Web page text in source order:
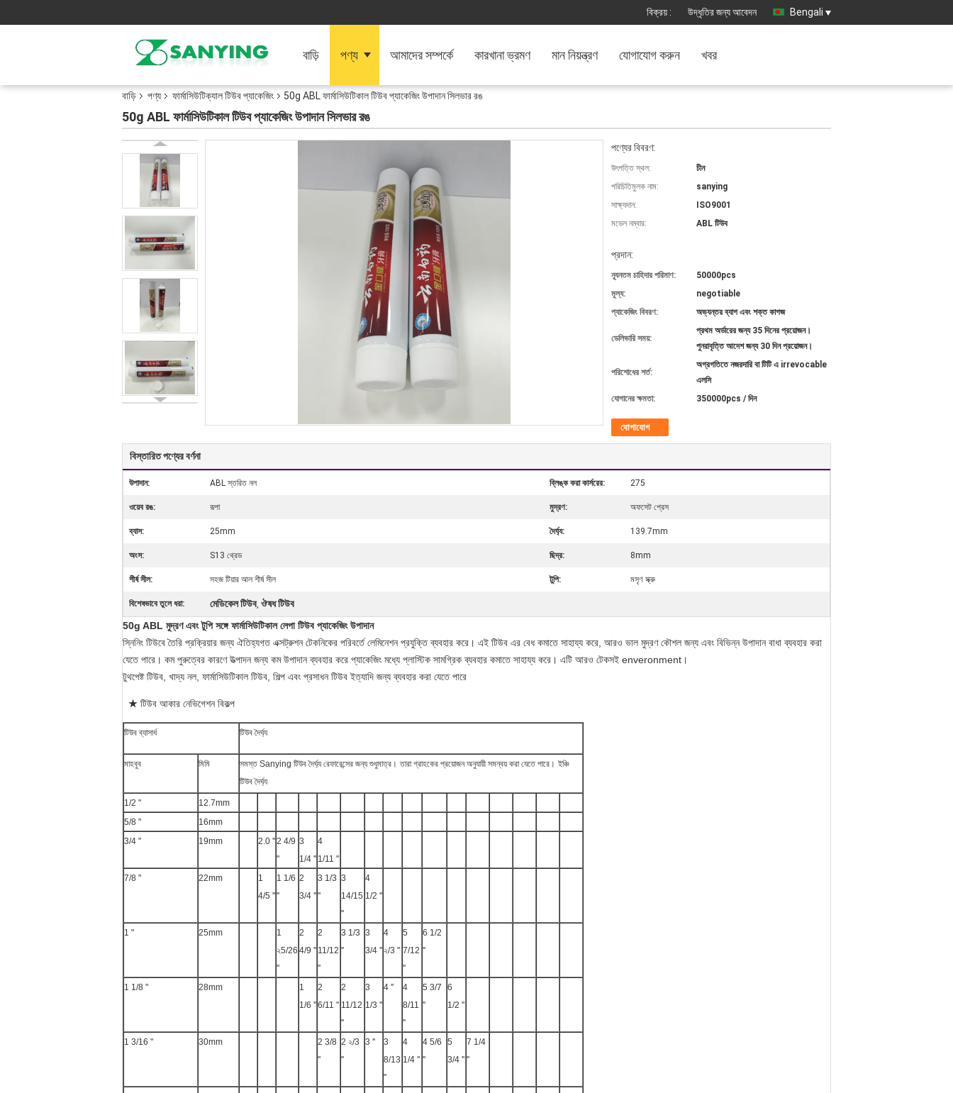
বিক্রয় : উদ্ধৃতির জন্য আবেদন Bengali
বাড়ি পণ্য আমাদের সম্পর্কে কারখানা ভ্রমণ মান নিয়ন্ত্রণ যোগাযোগ করুন খবর
বাড়ি পণ্য ফার্মাসিউটিক্যাল টিউব প্যাকেজিং 50g ABL ফার্মাসিউটিকাল টিউব প্যাকেজিং উপাদান সিলভার রঙ
50g ABL ফার্মাসিউটিকাল টিউব প্যাকেজিং উপাদান সিলভার রঙ
পণ্যের বিবরণ:
উৎপত্তি স্থল:
চীন
পরিচিতিমুলক নাম:
sanying
সাক্ষ্যদান:
ISO9001
মডেল নম্বার:
ABL টিউব
প্রদান:
ন্যূনতম চাহিদার পরিমাণ:
50000pcs
মূল্য:
negotiable
প্যাকেজিং বিবরণ:
অভ্যন্তর ব্যাগ এবং শক্ত কাগজ
ডেলিভারি সময়:
প্রথম অর্ডারের জন্য 35 দিনের প্রয়োজন।
পুনরাবৃত্তি আদেশ জন্য 30 দিন প্রয়োজন।
পরিশোধের শর্ত:
অগ্রগতিতে নজরদারি বা টিটি এ irrevocable
এলসি
যোগানের ক্ষমতা:
350000pcs / দিন
যোগাযোগ
বিস্তারিত পণ্যের বর্ণনা
উপাদান: ABL স্তরিত নল ব্লিঙ্ক করা কার্সরের: 275
ওয়েব রঙ: রূপা মুদ্রণ: অফসেট প্রেস
ব্যাস: 25mm দৈর্ঘ্য: 139.7mm
অংস: S13 থ্রেড ছিদ্র: 8mm
শীর্ষ সীল: সহজ টিয়ার আল শীর্ষ সীল টুপি: মসৃণ স্ক্রু
বিশেষভাবে তুলে ধরা: মেডিকেল টিউব, ঔষধ টিউব
50g ABL মুদ্রণ এবং টুপি সঙ্গে ফার্মাসিউটিকাল লেপা টিউব প্যাকেজিং উপাদান
স্নিনিং টিউবে তৈরি প্রক্রিয়ার জন্য ঐতিহ্যগত এক্সট্রুশন টেকনিকের পরিবর্তে লেমিনেশন প্রযুক্তি ব্যবহার করে। এই টিউব এর বেধ কমাতে সাহায্য করে, আরও ভাল মুদ্রণ কৌশল জন্য এবং বিভিন্ন উপাদান বাধা ব্যবহার করা
যেতে পারে। কম পুরুত্বের কারণে উত্পাদন জন্য কম উপাদান ব্যবহার করে প্যাকেজিং মধ্যে প্লাস্টিক সামগ্রিক ব্যবহার কমাতে সাহায্য করে। এটি আরও টেকসই enveronment।
টুথপেষ্ট টিউব, খাদ্য নল, ফার্মাসিউটিকাল টিউব, শিল্প এবং প্রসাধন টিউব ইত্যাদি জন্য ব্যবহার করা যেতে পারে
★ টিউব আকার নেভিগেশন বিকল্প
টিউব ব্যাসার্ধ টিউব দৈর্ঘ্য
মাহবুব মিমি সমস্ত Sanying টিউব দৈর্ঘ্য রেফারেন্সের জন্য শুধুমাত্র। তারা গ্রাহকের প্রয়োজন অনুযায়ী সমন্বয় করা যেতে পারে। ইঞ্চি
টিউব দৈর্ঘ্য
1/2 "
12.7mm
5/8 "
16mm
3/4 "
19mm 2.0 ''2 4/9
''
3
1/4 ''
4
1/11 ''
7/8 "
22mm
1
4/5 ''
1 1/6
''
2
3/4 ''
3 1/3
''
3
14/15
''
4
1/2 ''
1 " 25mm
1
২5/26
''
2
4/9 ''
2
11/12
''
3 1/3
''
3
3/4 ''
4
২/3 ''
5
7/12
''
6 1/2
''
1 1/8 " 28mm
1
1/6 ''
2
6/11 ''
2
11/12
''
3
1/3 ''
4 ''
4
8/11
''
5 3/7
''
6
1/2 ''
1 3/16 " 30mm
2 3/8
''
2 ২/3
''
3 ''
3
8/13
''
4
1/4 ''
4 5/6
''
5
3/4 ''
7 1/4
''